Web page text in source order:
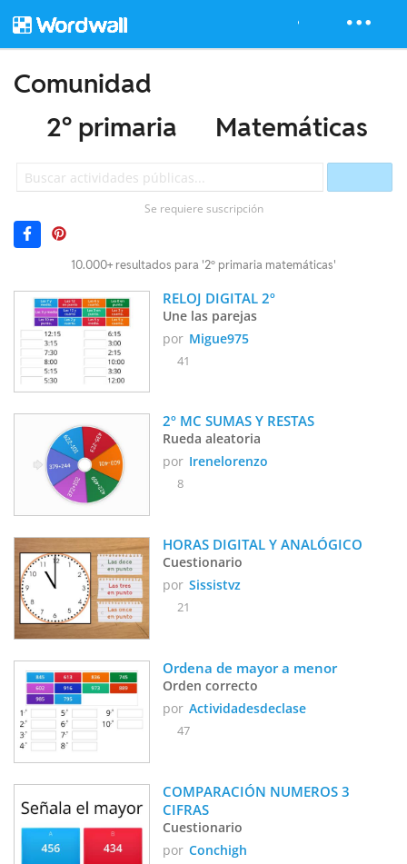
Comunidad
2º primaria
Matemáticas
Se requiere suscripción
10.000+ resultados para '2º primaria matemáticas'
RELOJ DIGITAL 2º
Une las parejas
por Migue975
41
2º MC SUMAS Y RESTAS
Rueda aleatoria
por Irenelorenzo
8
HORAS DIGITAL Y ANALÓGICO
Cuestionario
por Sissistvz
21
Ordena de mayor a menor
Orden correcto
por Actividadesdeclase
47
COMPARACIÓN NUMEROS 3
CIFRAS
Cuestionario
por Conchigh